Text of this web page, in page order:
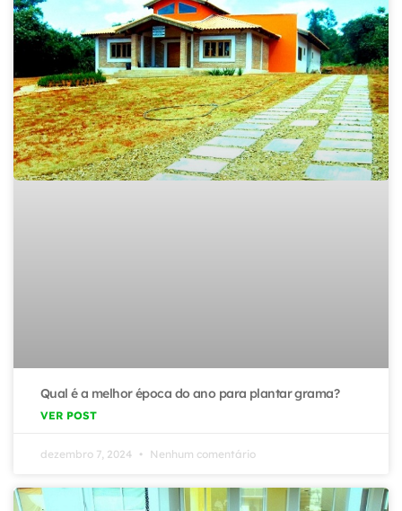
Qual é a melhor época do ano para plantar grama?
VER POST
dezembro 7, 2024 Nenhum comentário